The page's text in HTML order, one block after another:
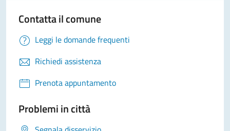
Contatta il comune
Leggi le domande frequenti
Richiedi assistenza
Prenota appuntamento
Problemi in città